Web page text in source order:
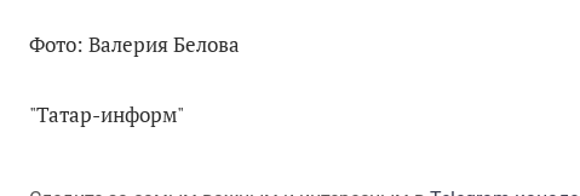
Фото: Валерия Белова
"Татар-информ"